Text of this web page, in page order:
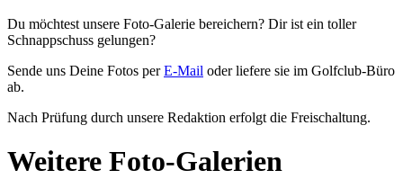
Du möchtest unsere Foto-Galerie bereichern? Dir ist ein toller
Schnappschuss gelungen?
Sende uns Deine Fotos perE-Mail oder liefere sie im Golfclub-Büro
ab.
Nach Prüfung durch unsere Redaktion erfolgt die Freischaltung.
Weitere Foto-Galerien